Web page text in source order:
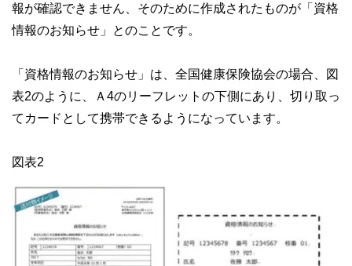
報が確認できません、そのために作成されたものが「資格
情報のお知らせ」とのことです。
「資格情報のお知らせ」は、全国健康保険協会の場合、図
表2のように、Ａ4のリーフレットの下側にあり、切り取っ
てカードとして携帯できるようになっています。
図表2